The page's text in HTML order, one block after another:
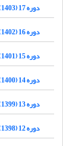
دوره 17 (1403)
دوره 16 (1402)
دوره 15 (1401)
دوره 14 (1400)
دوره 13 (1399)
دوره 12 (1398)